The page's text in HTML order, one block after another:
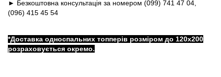
► Безкоштовна консультація за номером (099) 741 47 04,
(096) 415 45 54
*Доставка односпальних топперів розміром до 120x200
розраховується окремо.